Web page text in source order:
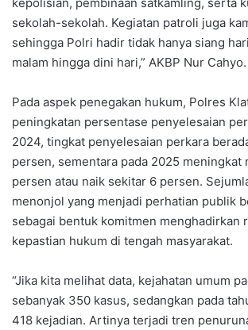
sekolah-sekolah. Kegiatan patroli juga
sehingga Polri hadir tidak hanya siang
malam hingga dini hari,” AKBP Nur Cahyo.
Pada aspek penegakan hukum, Polres
peningkatan persentase penyelesaian
2024, tingkat penyelesaian perkara
persen, sementara pada 2025 meningkat
persen atau naik sekitar 6 persen.
menonjol yang menjadi perhatian publik
sebagai bentuk komitmen menghadirkan
kepastian hukum di tengah masyarakat.
“Jika kita melihat data, kejahatan umum
sebanyak 350 kasus, sedangkan pada
418 kejadian. Artinya terjadi tren